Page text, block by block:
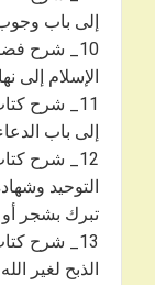
إلى باب
الإسلام إلى
إلى باب
التوحيد
تبرك بشجر
الذبح لغير